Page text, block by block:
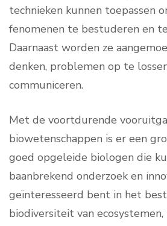
technieken kunnen toepassen
fenomenen te bestuderen en
Daarnaast worden ze
denken, problemen op te
communiceren.
Met de voortdurende
biowetenschappen is er een
goed opgeleide biologen die
baanbrekend onderzoek en
geïnteresseerd bent in het
biodiversiteit van